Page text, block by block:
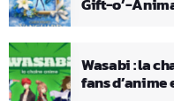
Wasabi : la
fans d’anime